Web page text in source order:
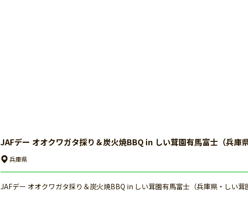
JAFデー オオクワガタ採り＆炭火焼BBQ in しい茸園有馬富士（兵庫
兵庫県
JAFデー オオクワガタ採り＆炭火焼BBQ in しい茸園有馬富士（兵庫県・しい茸